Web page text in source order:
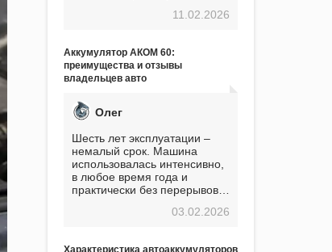
показывает, что данный
стоимость. Долго сомневался
перед приобретением, но в
итоге ни разу не пожалел.
вложение, избавляющее от
головной боли, связанной с
АКБ. Подтверждаю
11.02.2026
Аккумулятор АКОМ 60:
преимущества и отзывы
владельцев авто
Олег
Шесть лет эксплуатации –
немалый срок. Машина
использовалась интенсивно,
в любое время года и
практически без перерывов.
экстремальные морозы,03.02.2026
Характеристика автоаккумуляторов